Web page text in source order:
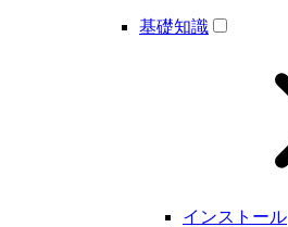
基礎知識
インストール